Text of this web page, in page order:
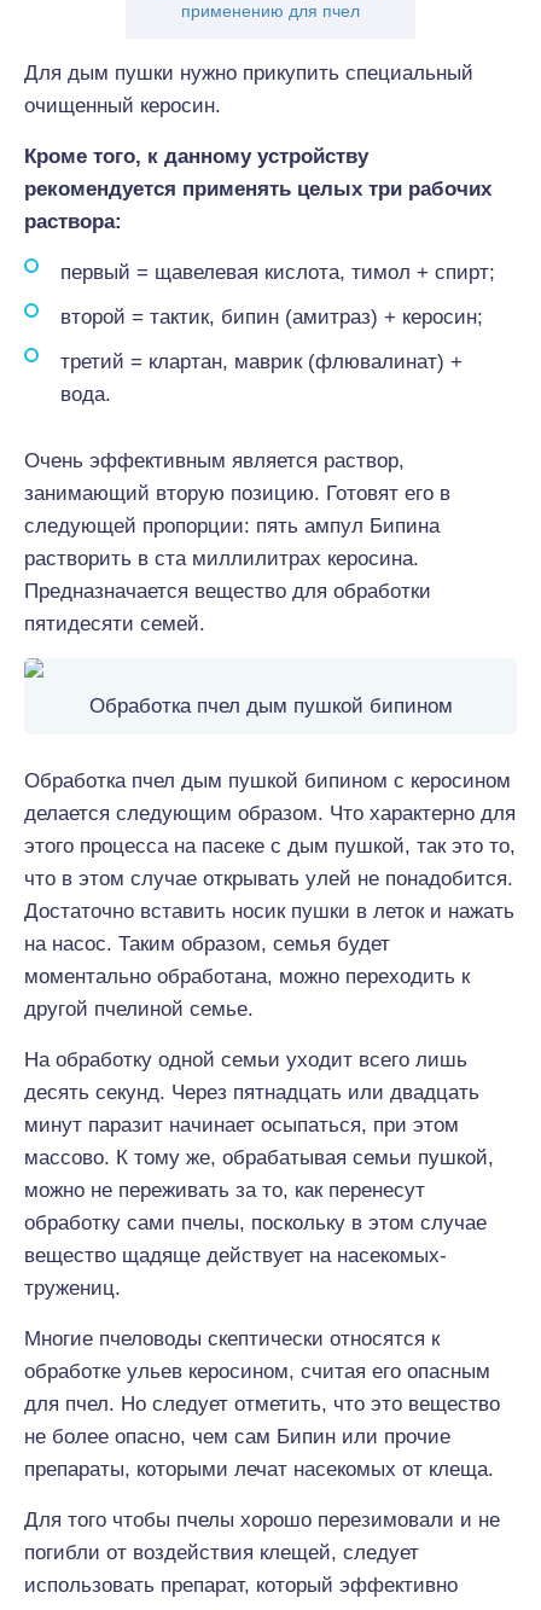
применению для пчел
Для дым пушки нужно прикупить специальный
очищенный керосин.
Кроме того, к данному устройству
рекомендуется применять целых три рабочих
раствора:
первый = щавелевая кислота, тимол + спирт;
второй = тактик, бипин (амитраз) + керосин;
третий = клартан, маврик (флювалинат) +
вода.
Очень эффективным является раствор,
занимающий вторую позицию. Готовят его в
следующей пропорции: пять ампул Бипина
растворить в ста миллилитрах керосина.
Предназначается вещество для обработки
пятидесяти семей.
Обработка пчел дым пушкой бипином
Обработка пчел дым пушкой бипином с керосином
делается следующим образом. Что характерно для
этого процесса на пасеке с дым пушкой, так это то,
что в этом случае открывать улей не понадобится.
Достаточно вставить носик пушки в леток и нажать
на насос. Таким образом, семья будет
моментально обработана, можно переходить к
другой пчелиной семье.
На обработку одной семьи уходит всего лишь
десять секунд. Через пятнадцать или двадцать
минут паразит начинает осыпаться, при этом
массово. К тому же, обрабатывая семьи пушкой,
можно не переживать за то, как перенесут
обработку сами пчелы, поскольку в этом случае
вещество щадяще действует на насекомых-
тружениц.
Многие пчеловоды скептически относятся к
обработке ульев керосином, считая его опасным
для пчел. Но следует отметить, что это вещество
не более опасно, чем сам Бипин или прочие
препараты, которыми лечат насекомых от клеща.
Для того чтобы пчелы хорошо перезимовали и не
погибли от воздействия клещей, следует
использовать препарат, который эффективно